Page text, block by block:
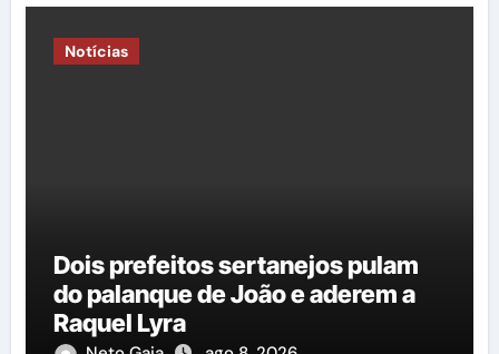
Notícias
Dois prefeitos sertanejos pulam
do palanque de João e aderem a
Raquel Lyra